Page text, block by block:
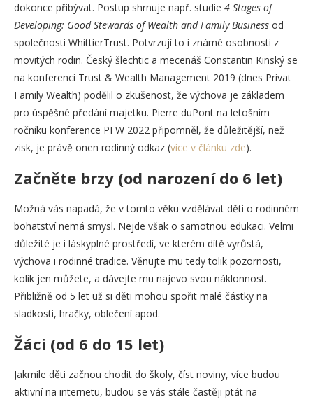
dokonce přibývat. Postup shrnuje např. studie 4 Stages of
Developing: Good Stewards of Wealth and Family Business od
společnosti WhittierTrust. Potvrzují to i známé osobnosti z
movitých rodin. Český šlechtic a mecenáš Constantin Kinský se
na konferenci Trust & Wealth Management 2019 (dnes Privat
Family Wealth) podělil o zkušenost, že výchova je základem
pro úspěšné předání majetku. Pierre duPont na letošním
ročníku konference PFW 2022 připomněl, že důležitější, než
zisk, je právě onen rodinný odkaz (více v článku zde).
Začněte brzy (od narození do 6 let)
Možná vás napadá, že v tomto věku vzdělávat děti o rodinném
bohatství nemá smysl. Nejde však o samotnou edukaci. Velmi
důležité je i láskyplné prostředí, ve kterém dítě vyrůstá,
výchova i rodinné tradice. Věnujte mu tedy tolik pozornosti,
kolik jen můžete, a dávejte mu najevo svou náklonnost.
Přibližně od 5 let už si děti mohou spořit malé částky na
sladkosti, hračky, oblečení apod.
Žáci (od 6 do 15 let)
Jakmile děti začnou chodit do školy, číst noviny, více budou
aktivní na internetu, budou se vás stále častěji ptát na